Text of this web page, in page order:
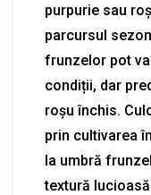
purpurie sau
parcursul
frunzelor pot
condiții, dar
roșu închis.
prin cultivarea
la umbră
textură